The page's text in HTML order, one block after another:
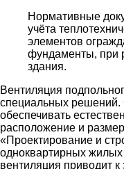
Нормативные
учёта
элементов
фундаменты, при
здания.
Вентиляция
специальных решений.
обеспечивать
расположение и
«Проектирование и
одноквартирных
вентиляция приводит